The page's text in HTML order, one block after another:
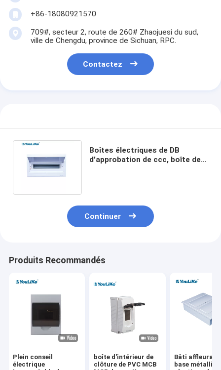
+86-18080921570
709#, secteur 2, route de 260# Zhaojuesi du sud,
ville de Chengdu, province de Sichuan, RPC.
Contactez
Boîtes électriques de DB
d'approbation de ccc, boîte de
Continuer
Produits Recommandés
Plein conseil
électrique
boîte d'intérieur de
clôture de PVC MCB
Bâti affleurant
base